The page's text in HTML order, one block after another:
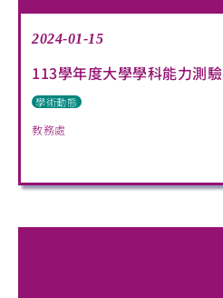
2024-01-15
113學年度大學學科能力測驗
學術動態
教務處